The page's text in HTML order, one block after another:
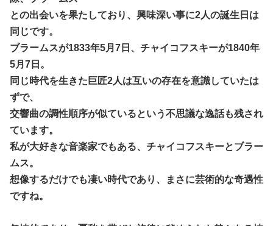
との出会いを果たしており、興味深い事に2人の誕生日は
同じです。
ブラームスが1833年5月7日、チャイコフスキーが1840年
5月7日。
同じ時代を生きた巨匠2人は互いの存在を意識していたは
ずで、
交響曲の調性順序が似ているという不思議な逸話も残され
ています。
私が大好きな音楽家でもある、チャイコフスキーとブラー
ムス。
想像するだけでも凄い時代であり、まさに芸術的な奇遇性
ですね。